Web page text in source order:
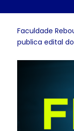
Faculdade
publica edital do